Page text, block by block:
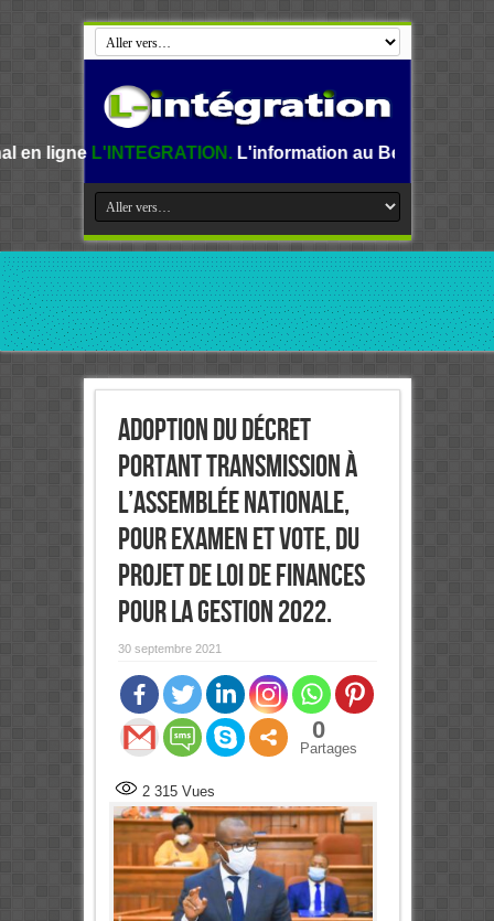
L'information au Benin, en Afrique et dans le
Adoption du décret
portant transmission à
l’Assemblée nationale,
pour examen et vote, du
projet de loi de finances
pour la gestion 2022.
30 septembre 2021
0
Partages
2 315Vues